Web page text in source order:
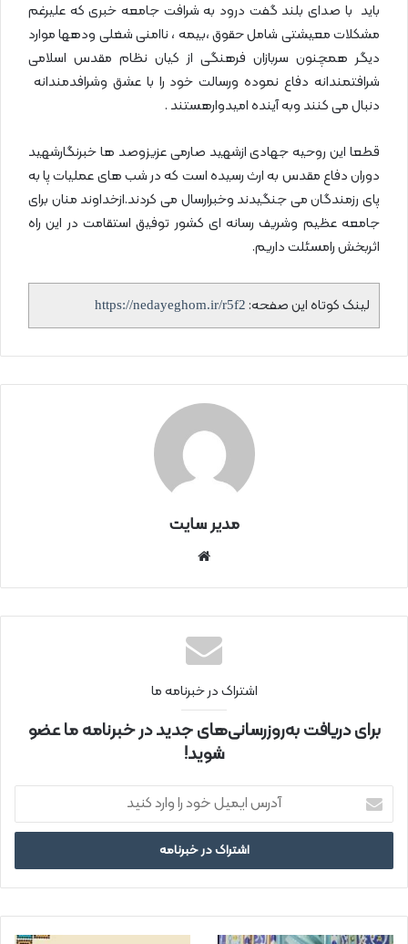
باید با صدای بلند گفت درود به شرافت جامعه خبری که علیرغم
مشکلات معیشتی شامل حقوق ،بیمه ، ناامنی شغلی ودهها موارد
دیگر همچنون سربازان فرهنگی از کیان نظام مقدس اسلامی
شرافتمندانه دفاع نموده ورسالت خود را با عشق وشرافدمندانه
دنبال می کنند وبه آینده امیدوارهستند .
قطعا این روحیه جهادی ازشهید صارمی عزیزوصد ها خبرنگارشهید
دوران دفاع مقدس به ارث رسیده است که در شب های عملیات پا به
پای رزمندگان می جنگیدند وخبرارسال می کردند.ازخداوند منان برای
جامعه عظیم وشریف رسانه ای کشور توفیق استقامت در این راه
اثربخش رامسئلت داریم.
لینک کوتاه این صفحه: https://nedayeghom.ir/r5f2
مدیر سایت
نتی
اشتراک در خبرنامه ما
برای دریافت به‌روزرسانی‌های جدید در خبرنامه ما عضو
شوید!
ر
ا
ی